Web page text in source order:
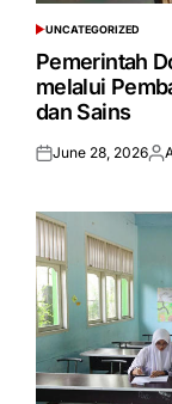
POSTED
IN
UNCATEGORIZED
Pemerintah
melalui
dan Sains
Posted
June 28, 2026